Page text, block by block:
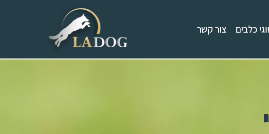
כלבים צור קשר